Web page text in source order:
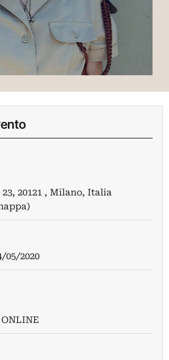
20121 , Milano, Italia
05/2020
ONLINE